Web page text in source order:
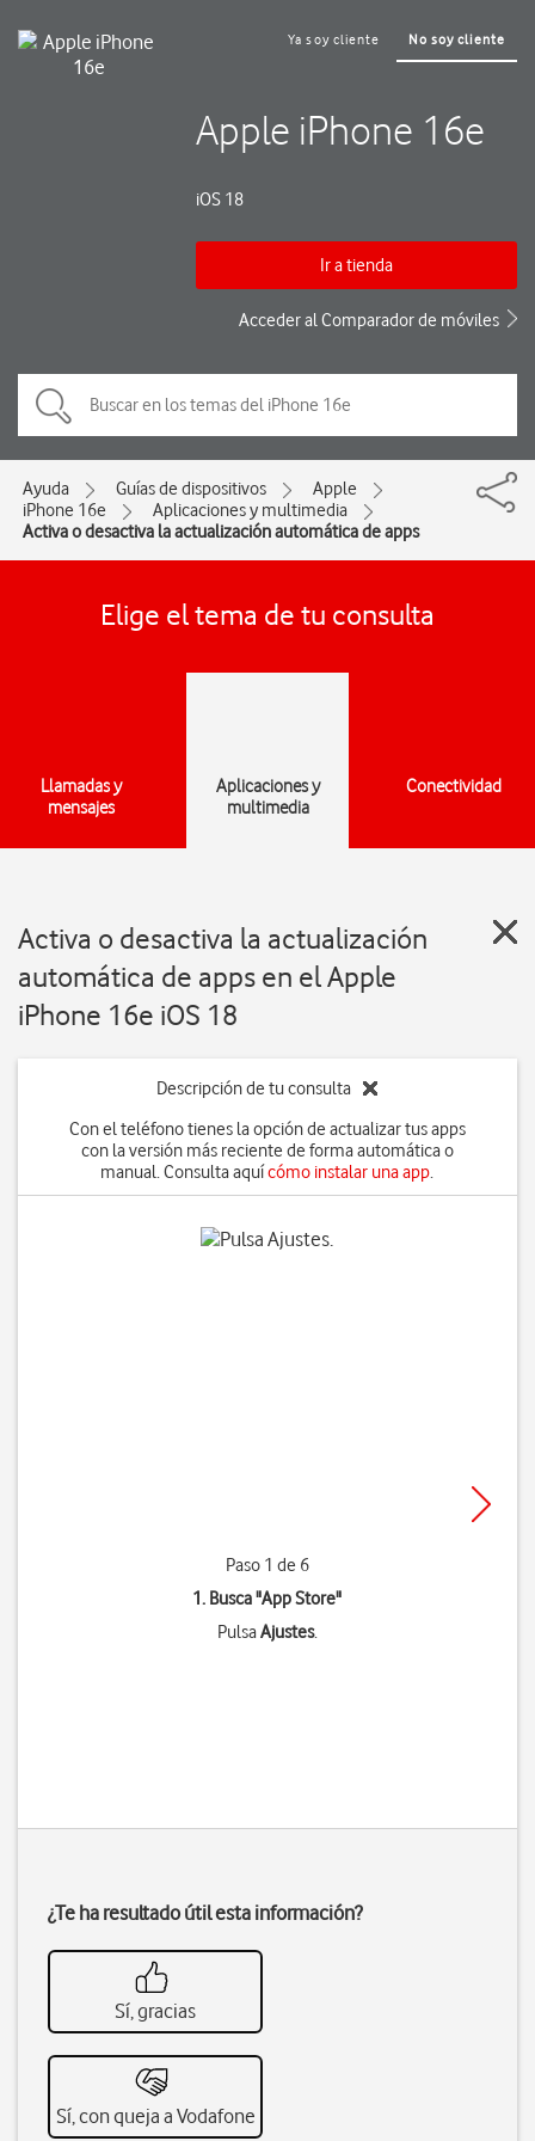
Ya soy cliente No soy cliente
Apple iPhone 16e
iOS 18
Ir a tienda
Acceder al Comparador de móviles
Ayuda Guías de dispositivos
Apple
iPhone 16e
Aplicaciones y multimedia
Activa o desactiva la actualización automática de apps
Elige el tema de tu consulta
Llamadas y
mensajes
Aplicaciones y
multimedia
Conectividad
Activa o desactiva la actualización
automática de apps en el Apple
iPhone 16e iOS 18
Descripción de tu consulta
Con el teléfono tienes la opción de actualizar tus apps
con la versión más reciente de forma automática o
manual. Consulta aquícómo instalar una app.
Paso 1 de 6
1. Busca "App Store"
PulsaAjustes.
¿Te ha resultado útil esta información?
Sí, gracias
Sí, con queja a Vodafone